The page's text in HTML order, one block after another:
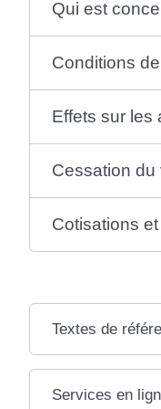
Qui est
Conditions
Effets sur les
Cessation du
Cotisations
Textes de
Services en